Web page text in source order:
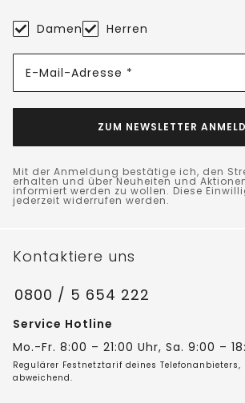
Damen Herren
E-Mail-Adresse *
ZUM NEWSLETTER
Mit der Anmeldung bestätige ich, den
erhalten und über Neuheiten und
informiert werden zu wollen. Diese
jederzeit widerrufen werden.
Kontaktiere uns
0800 / 5 654 222
Service Hotline
Mo.-Fr. 8:00 – 21:00 Uhr, Sa. 9:00 –
Regulärer Festnetztarif deines
abweichend.